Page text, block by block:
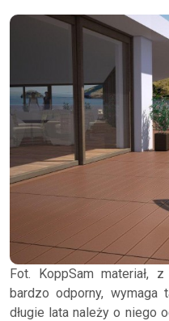
Fot. KoppSam materiał,
bardzo odporny, wymaga
długie lata należy o niego